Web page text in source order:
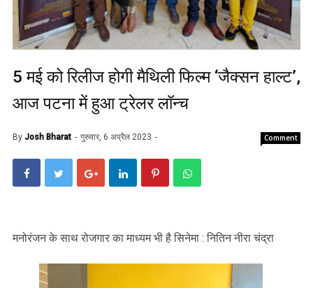
5 मई को रिलीज होगी मैथिली फिल्म ‘जैक्सन हाल्ट’,
आज पटना में हुआ ट्रेलर लॉन्च
By Josh Bharat गुरुवार, 6 अप्रैल 2023 Comment
मनोरंजन के साथ रोजगार का माध्यम भी है सिनेमा : नितिन नीरा चंद्रा